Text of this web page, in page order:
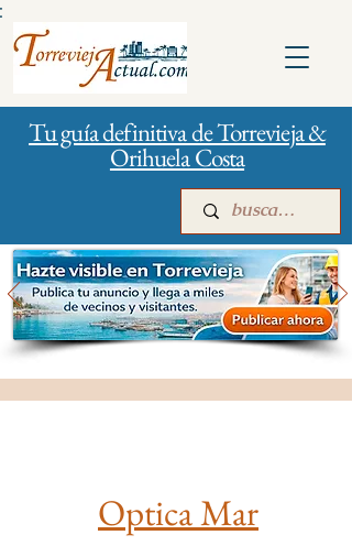
Tu guía definitiva de Torrevieja &
Orihuela Costa
Inicio Publicidad
Optica Mar